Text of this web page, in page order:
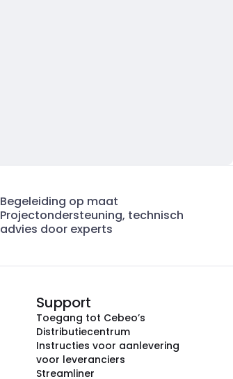
Begeleiding op maat
Projectondersteuning, technisch
advies door experts
Support
Toegang tot Cebeo’s
Distributiecentrum
Instructies voor aanlevering
voor leveranciers
Streamliner